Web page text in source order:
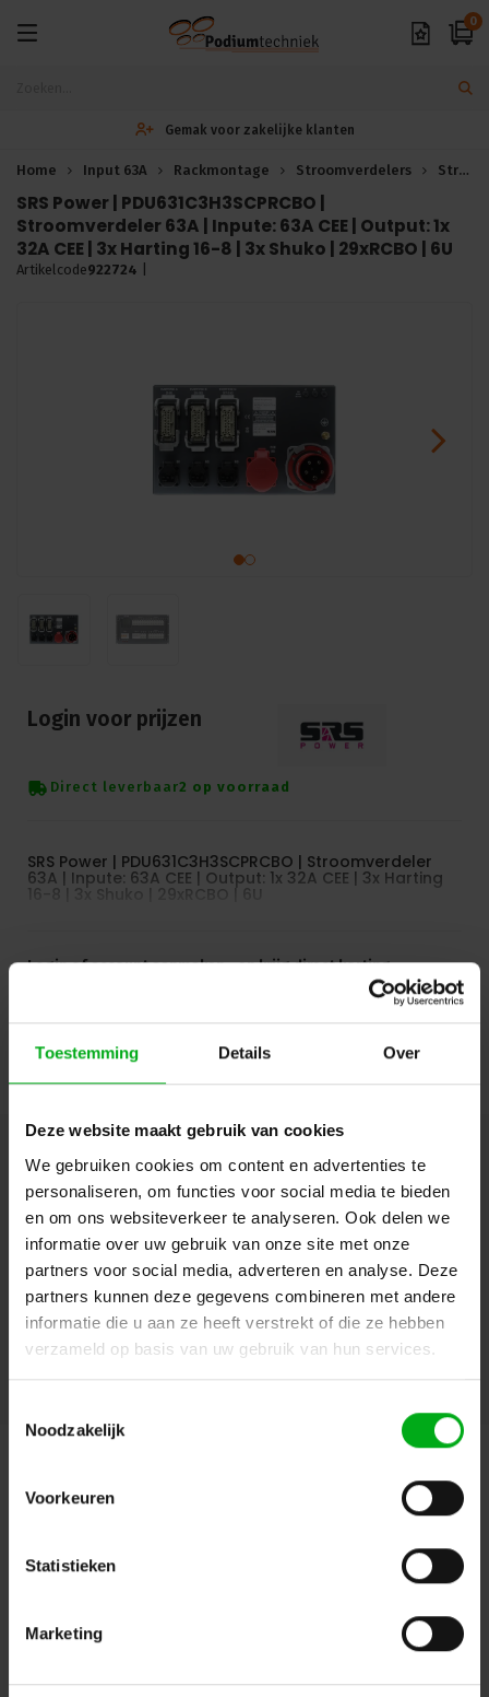
Toestemming Details Over
Deze website maakt gebruik van cookies
We gebruiken cookies om content en advertenties te
personaliseren, om functies voor social media te bieden
en om ons websiteverkeer te analyseren. Ook delen we
informatie over uw gebruik van onze site met onze
partners voor social media, adverteren en analyse. Deze
partners kunnen deze gegevens combineren met andere
informatie die u aan ze heeft verstrekt of die ze hebben
verzameld op basis van uw gebruik van hun services.
Noodzakelijk
Voorkeuren
Statistieken
Marketing
0
Gemak voor zakelijke klanten
Home Input 63A Rackmontage Stroomverdelers Stroomverdeling
SRS Power | PDU631C3H3SCPRCBO |
Stroomverdeler 63A | Inpute: 63A CEE | Output: 1x
32A CEE | 3x Harting 16-8 | 3x Shuko | 29xRCBO | 6U
Artikelcode922724
Login voor prijzen
Direct leverbaar2 op voorraad
SRS Power | PDU631C3H3SCPRCBO | Stroomverdeler
63A | Inpute: 63A CEE | Output: 1x 32A CEE | 3x Harting
16-8 | 3x Shuko | 29xRCBO | 6U
Login of account aanmaken - en krijg direct korting
Doorgaan
Beschrijving en specificaties Downloads
FAQ en reviews
Hulp of advies nodig?Ons team staat graag voor
je klaar!